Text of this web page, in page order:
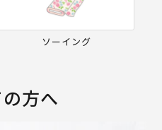
ソーイング
方へ